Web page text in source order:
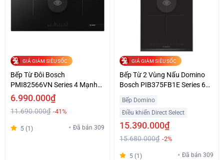
GIÁ GIẢM SIÊU SỐC
Bếp Từ Đôi Bosch
PMI82566VN Series 4 Mạnh
Mẽ Giá Ưu Đãi
6.990.000₫
11.690.000₫ -41%
5 (1) Đã bán 309
GIÁ GIẢM SIÊU SỐC
Bếp Từ 2 Vùng Nấu Domino
Bosch PIB375FB1E Series 6
Bếp Domino
Điều khiển Direct Select
15.390.000₫
15.680.000₫ -2%
5 (1) Đã bán 309